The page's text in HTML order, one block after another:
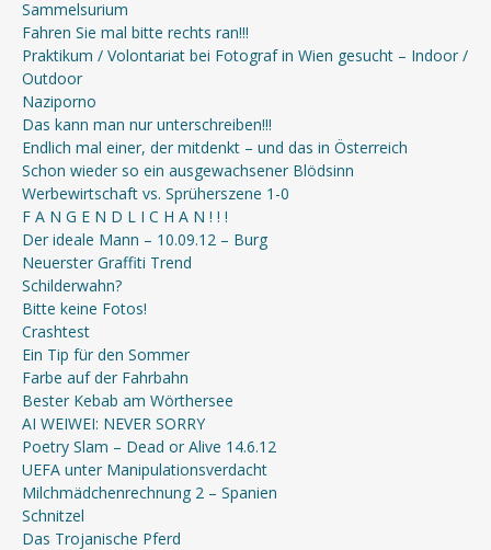
Sammelsurium
Fahren Sie mal bitte rechts ran!!!
Praktikum / Volontariat bei Fotograf in Wien gesucht – Indoor /
Outdoor
Naziporno
Das kann man nur unterschreiben!!!
Endlich mal einer, der mitdenkt – und das in Österreich
Schon wieder so ein ausgewachsener Blödsinn
Werbewirtschaft vs. Sprüherszene 1-0
F A N G E N D L I C H A N ! ! !
Der ideale Mann – 10.09.12 – Burg
Neuerster Graffiti Trend
Schilderwahn?
Bitte keine Fotos!
Crashtest
Ein Tip für den Sommer
Farbe auf der Fahrbahn
Bester Kebab am Wörthersee
AI WEIWEI: NEVER SORRY
Poetry Slam – Dead or Alive 14.6.12
UEFA unter Manipulationsverdacht
Milchmädchenrechnung 2 – Spanien
Schnitzel
Das Trojanische Pferd